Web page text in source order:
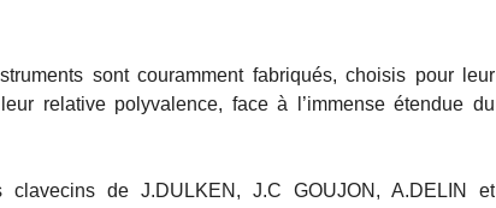
sont couramment fabriqués, choisis pour leur
relative polyvalence, face à l’immense étendue du
clavecins de J.DULKEN, J.C GOUJON, A.DELIN et